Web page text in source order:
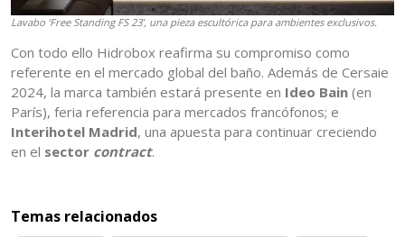
Lavabo ‘Free Standing FS 23’, una pieza escultórica para ambientes exclusivos.
Con todo ello Hidrobox reafirma su compromiso como
referente en el mercado global del baño. Además de Cersaie
2024, la marca también estará presente en Ideo Bain (en
París), feria referencia para mercados francófonos; e
Interihotel Madrid, una apuesta para continuar creciendo
en el sector contract.
Temas relacionados